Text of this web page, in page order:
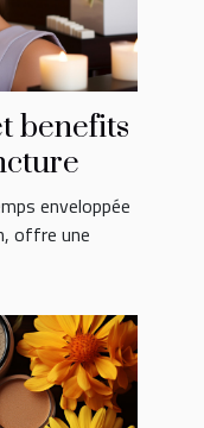
benefits
enveloppée
offre une